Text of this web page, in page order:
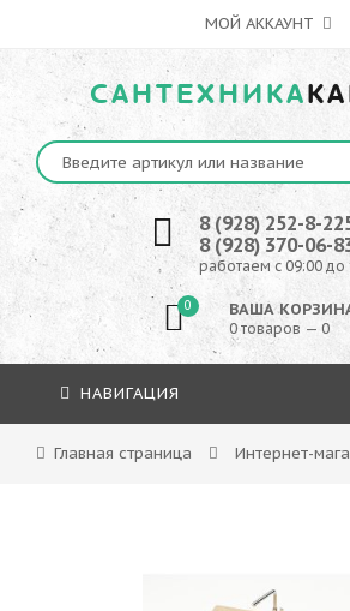
МОЙ АККАУНТ
САНТЕХНИКА
8 (928) 252-8-
8 (928) 370-06-
работаем с 09:00 до
0 ВАША
0 товаров — 0
НАВИГАЦИЯ
Главная страница Интернет-